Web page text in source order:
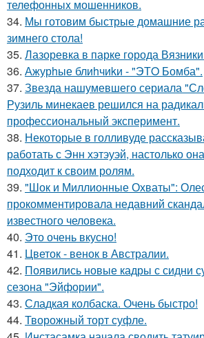
телeфонныx мошенников.
34. Мы готовим быстрые домашние
зимнего стола!
35. Лазоревка в парке города
36. Ажурhые блиhчиkи - "ЭТO Бомба".
37. Звезда нашумевшего сериала
Рузиль минекаев решился на
профессиональный эксперимент.
38. Некоторые в голливуде
работать с Энн хэтэуэй, настолько
подходит к своим ролям.
39. "Шок и Миллионные Охваты":
прокомментировала недавний
известного человека.
40. Это очень вкусно!
41. Цветок - венок в Австралии.
42. Появились новые кадры с сидни
сезона "Эйфории".
43. Сладкая колбаска. Очень быстро!
44. Творожный торт суфле.